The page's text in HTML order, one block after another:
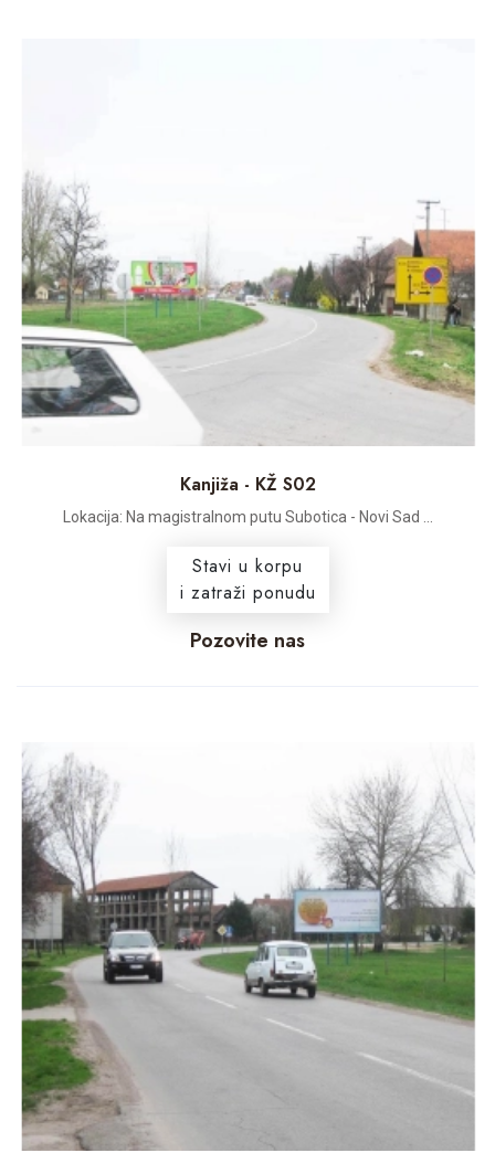
Kanjiža - KŽ S02
Lokacija: Na magistralnom putu Subotica - Novi Sad ...
Stavi u korpu
i zatraži ponudu
Pozovite nas